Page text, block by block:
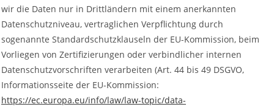
wir die Daten nur in Drittländern mit einem anerkannten
Datenschutzniveau, vertraglichen Verpflichtung durch
sogenannte Standardschutzklauseln der EU-Kommission, beim
Vorliegen von Zertifizierungen oder verbindlicher internen
Datenschutzvorschriften verarbeiten (Art. 44 bis 49 DSGVO,
Informationsseite der EU-Kommission:
https://ec.europa.eu/info/law/law-topic/data-